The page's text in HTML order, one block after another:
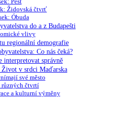
Židovská čtvrť
Óbuda
do a z Budapešti
vlivy
regionální demografie
Co nás čeká?
interpretovat správně
v srdci Maďarska
své město
různých čtvrtí
a kulturní výměny